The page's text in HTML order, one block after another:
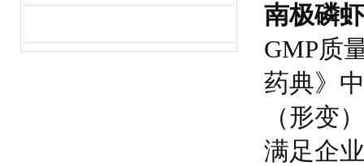
南极磷
GMP质
药典》
（形变
满足企